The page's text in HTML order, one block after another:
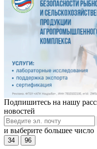
Подпишитесь на нашу
новостей
и выберите большее число
34 96